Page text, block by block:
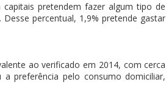
pretendem fazer algum tipo de
percentual, 1,9% pretende gastar
ao verificado em 2014, com cerca
preferência pelo consumo domiciliar,